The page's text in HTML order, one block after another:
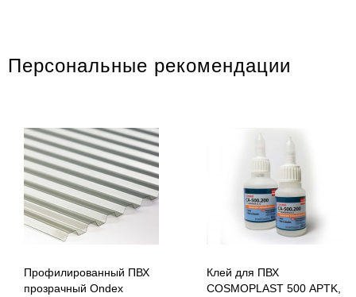
Персональные рекомендации
Профилированный ПВХ
прозрачный Ondex
Клей для ПВХ
COSMOPLAST 500 APTK,